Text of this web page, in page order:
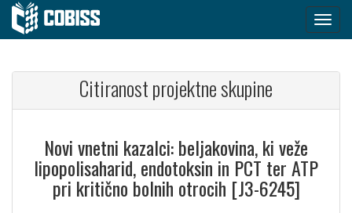
Citiranost projektne skupine
Novi vnetni kazalci: beljakovina, ki veže
lipopolisaharid, endotoksin in PCT ter ATP
pri kritično bolnih otrocih [J3-6245]